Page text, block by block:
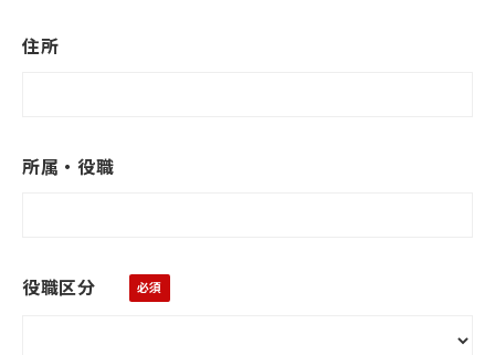
住所
所属・役職
役職区分